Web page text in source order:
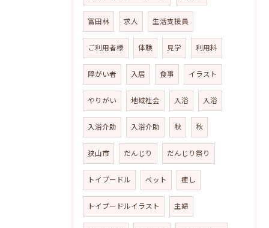
富田林 求人 生活支援員
ご利用者様 体験 見学 利用料
障がい者 入居 食事 イラスト
やりがい 地域社会 入浴 入浴
入浴介助 入浴介助 秋 秋
狭山市 だんじり だんじり祭り
トイプードル ペット 癒し
トイプードルイラスト 主婦